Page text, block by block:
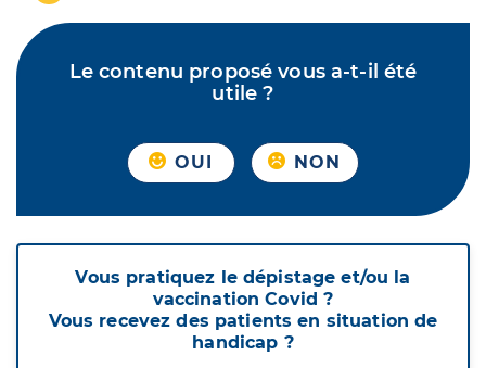
Le contenu proposé vous a-t-il été
utile ?
OUI NON
Vous pratiquez le dépistage et/ou la
vaccination Covid ?
Vous recevez des patients en situation de
handicap ?